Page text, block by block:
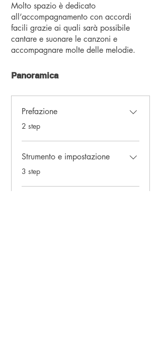
Molto spazio è dedicato
all’accompagnamento con accordi
facili grazie ai quali sarà possibile
cantare e suonare le canzoni e
accompagnare molte delle melodie.
Panoramica
Prefazione
.2 step
Strumento e impostazione
.3 step